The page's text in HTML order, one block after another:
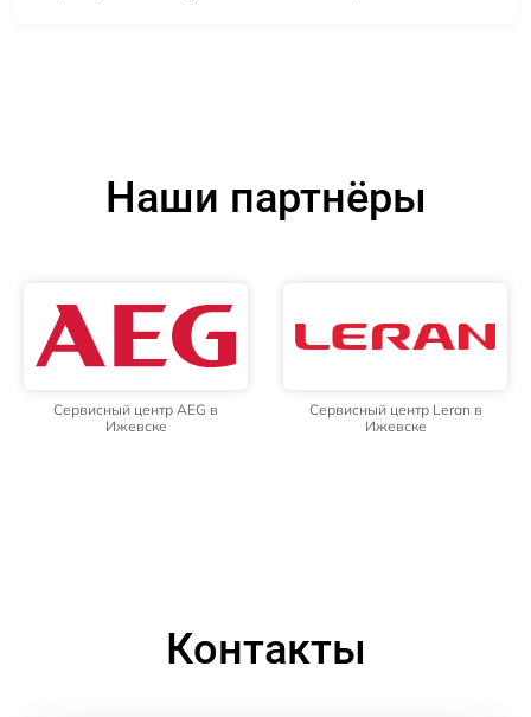
Наши партнёры
Сервисный центр AEG в
Ижевске
Сервисный центр Leran в
Ижевске
Контакты